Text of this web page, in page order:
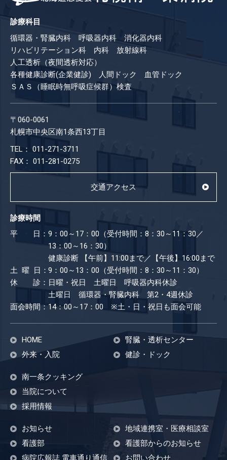
診療科目
循環器・腎臓内科 呼吸器内科 消化器内科
リハビリテーション科 内科 放射線科
人工透析（夜間透析対応）
各種健康診断(企業健診) 人間ドック 血管ドック
ＳＡＳ（睡眠時無呼吸症候群）検査
〒060-0061
札幌市中央区南1条西13丁目
TEL： 011-271-3711
FAX： 011-281-0275
交通アクセス
診療時間
平 日： 9：00～17：00（受付時間：8：30～11：30／
13：00～16：30）
健康診断
【午前】11:00まで／【午後】16:00まで
土 曜 日：9：00～13：00（受付時間：8：30～11：30）
休 診： 日曜・祝日 土曜日 呼吸器内科休診
土曜日 循環器・腎臓内科 第2・4週休診
面会時間：14：00～17：00 ※土・日・祝日も​面会可能
HOME
外来・入院
腎臓・透析センター
健診・ドック
南一条クッキング
当院について
採用情報
お知らせ
地域連携室・医療相談室
看護部
看護部からのお知らせ
病院広報誌 電車通り通信
お問い合わせ